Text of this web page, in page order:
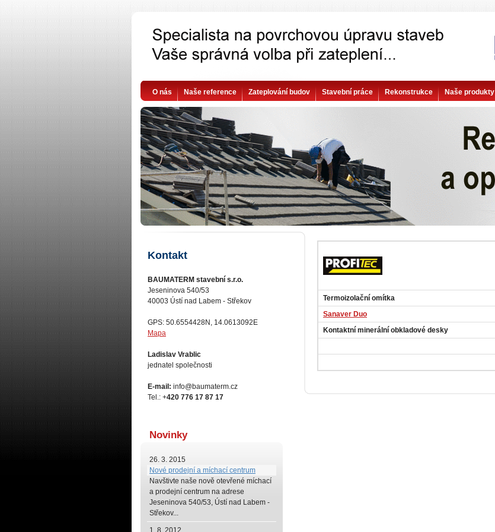
Termoizolační omítka
Sanaver Duo
Kontaktní minerální obkladové desky
Kontakt
BAUMATERM stavební s.r.o.
Jeseninova 540/53
40003 Ústí nad Labem - Střekov
GPS: 50.6554428N, 14.0613092E
Mapa
Ladislav Vrablic
jednatel společnosti
E-mail: info@baumaterm.cz
Tel.: +420 776 17 87 17
Novinky
26. 3. 2015
Nové prodejní a míchací centrum
Navštivte naše nově otevřené míchací
a prodejní centrum na adrese
Jeseninova 540/53, Ústí nad Labem -
Střekov...
1. 8. 2012
O nás Naše reference Zateplování budov Stavební práce Rekonstrukce Naše produkty